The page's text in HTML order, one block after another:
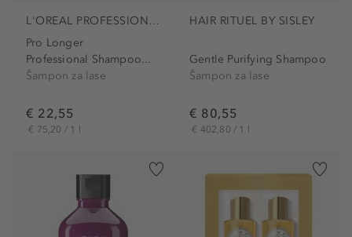
L'OREAL PROFESSIONNEL PARIS
Pro Longer
Professional Shampoo...
Šampon za lase
€ 22,55
€ 75,20 / 1 l
HAIR RITUEL BY SISLEY
Gentle Purifying Shampoo
Šampon za lase
€ 80,55
€ 402,80 / 1 l